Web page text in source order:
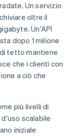
Un servizio
oltre il
Un'API
dopo 1 milione
tetto mantiene
che i clienti con
a ciò che
più livelli di
scalabile
iniziale